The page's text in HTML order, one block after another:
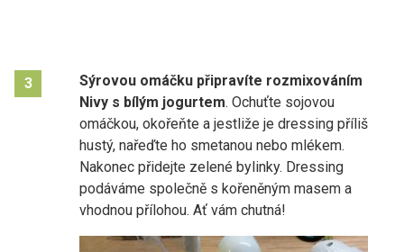
3
Sýrovou omáčku připravíte rozmixováním
Nivy s bílým jogurtem. Ochuťte sojovou
omáčkou, okořeňte a jestliže je dressing příliš
hustý, nařeďte ho smetanou nebo mlékem.
Nakonec přidejte zelené bylinky. Dressing
podáváme společně s kořeněným masem a
vhodnou přílohou. Ať vám chutná!